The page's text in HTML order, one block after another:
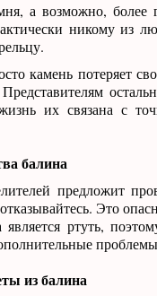
а возможно, более
никому из
камень потеряет
их связана с
балина
предложит
Это
ртуть,
из балина